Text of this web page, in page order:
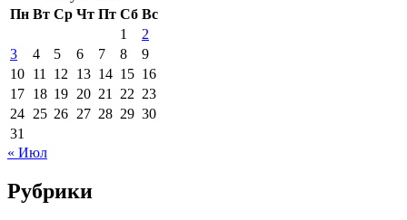
Пн Вт Ср Чт Пт Сб Вс
1
2
3
4 5 6 7 8
9
10 11 12 13 14 15 16
17 18 19 20 21 22 23
24 25 26 27 28 29 30
31
« Июл
Рубрики